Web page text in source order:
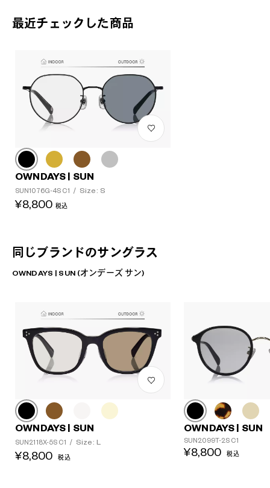
ファッションアイテムとしてはもちろん、眩しさを和らげ、紫外
OWNDAYS | SUN 商品一覧へ
最近チェックした商品
OWNDAYS | SUN
SUN1076G-4S C1 / Size: S
¥8,800 税込
同じブランドのサングラス
OWNDAYS | SUN (オンデーズ サン)
OWNDAYS | SUN
SUN2118X-5S C1 / Size: L
¥8,800 税込
OWNDAYS | SUN
SUN2099T-2S C1
¥8,800 税込